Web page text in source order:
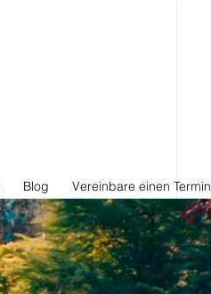
Blog Vereinbare einen Termin